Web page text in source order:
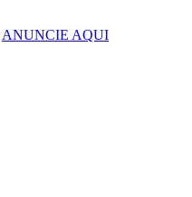
ANUNCIE AQUI